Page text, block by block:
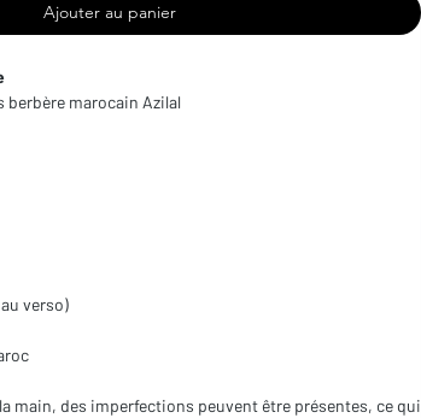
Ajouter au panier
berbère marocain Azilal
verso)
main, des imperfections peuvent être présentes, ce qui